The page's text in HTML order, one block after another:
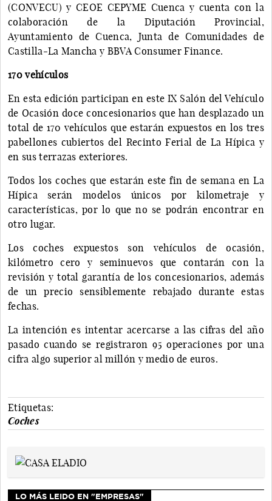
(CONVECU) y CEOE CEPYME Cuenca y cuenta con la
colaboración de la Diputación Provincial,
Ayuntamiento de Cuenca, Junta de Comunidades de
Castilla-La Mancha y BBVA Consumer Finance.
170 vehículos
En esta edición participan en este IX Salón del Vehículo
de Ocasión doce concesionarios que han desplazado un
total de 170 vehículos que estarán expuestos en los tres
pabellones cubiertos del Recinto Ferial de La Hípica y
en sus terrazas exteriores.
Todos los coches que estarán este fin de semana en La
Hípica serán modelos únicos por kilometraje y
características, por lo que no se podrán encontrar en
otro lugar.
Los coches expuestos son vehículos de ocasión,
kilómetro cero y seminuevos que contarán con la
revisión y total garantía de los concesionarios, además
de un precio sensiblemente rebajado durante estas
fechas.
La intención es intentar acercarse a las cifras del año
pasado cuando se registraron 95 operaciones por una
cifra algo superior al millón y medio de euros.
Etiquetas:
Coches
LO MÁS LEIDO EN "EMPRESAS"